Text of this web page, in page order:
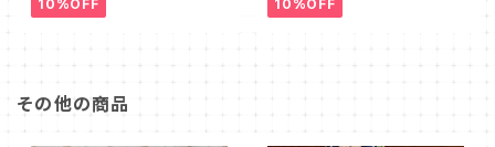
10%OFF 10%OFF
その他の商品